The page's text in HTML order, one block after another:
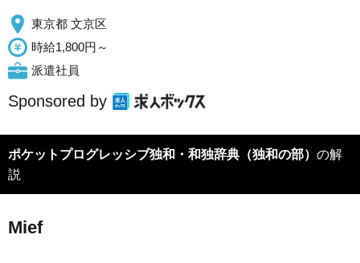
東京都 文京区
時給1,800円～
派遣社員
Sponsored by
ポケットプログレッシブ独和・和独辞典（独和の部） の解
説
Mief